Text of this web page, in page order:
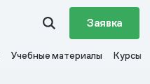
Заявка
Учебные материалы Курсы